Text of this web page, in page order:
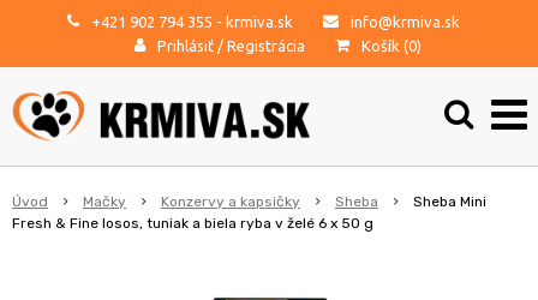
+421 902 794 355 - krmiva.sk
info@krmiva.sk
Prihlásiť / Registrácia Košík (0)
Úvod Mačky Konzervy a kapsičky Sheba
Sheba Mini
Fresh & Fine losos, tuniak a biela ryba v želé 6 x 50 g